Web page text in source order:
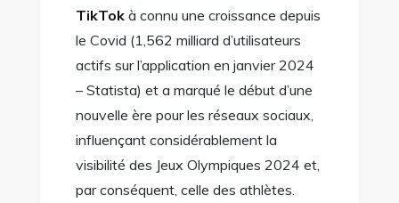
TikTok à connu une croissance depuis
le Covid (1,562 milliard d’utilisateurs
actifs sur l’application en janvier 2024
– Statista) et a marqué le début d’une
nouvelle ère pour les réseaux sociaux,
influençant considérablement la
visibilité des Jeux Olympiques 2024 et,
par conséquent, celle des athlètes.